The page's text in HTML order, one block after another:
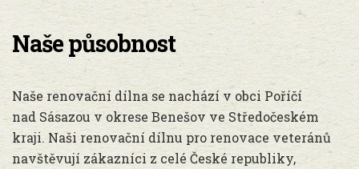
Naše působnost
Naše renovační dílna se nachází v obci Poříčí
nad Sásazou v okrese Benešov ve Středočeském
kraji. Naši renovační dílnu pro renovace veteránů
navštěvují zákazníci z celé České republiky,